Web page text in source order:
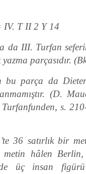
= IV. T II 2
da III. Turfan
parçasıdır.
bu parça da
(D.
Turfanfunden, s.
36 satırlık bir
hâlen Berlin,
üç insan